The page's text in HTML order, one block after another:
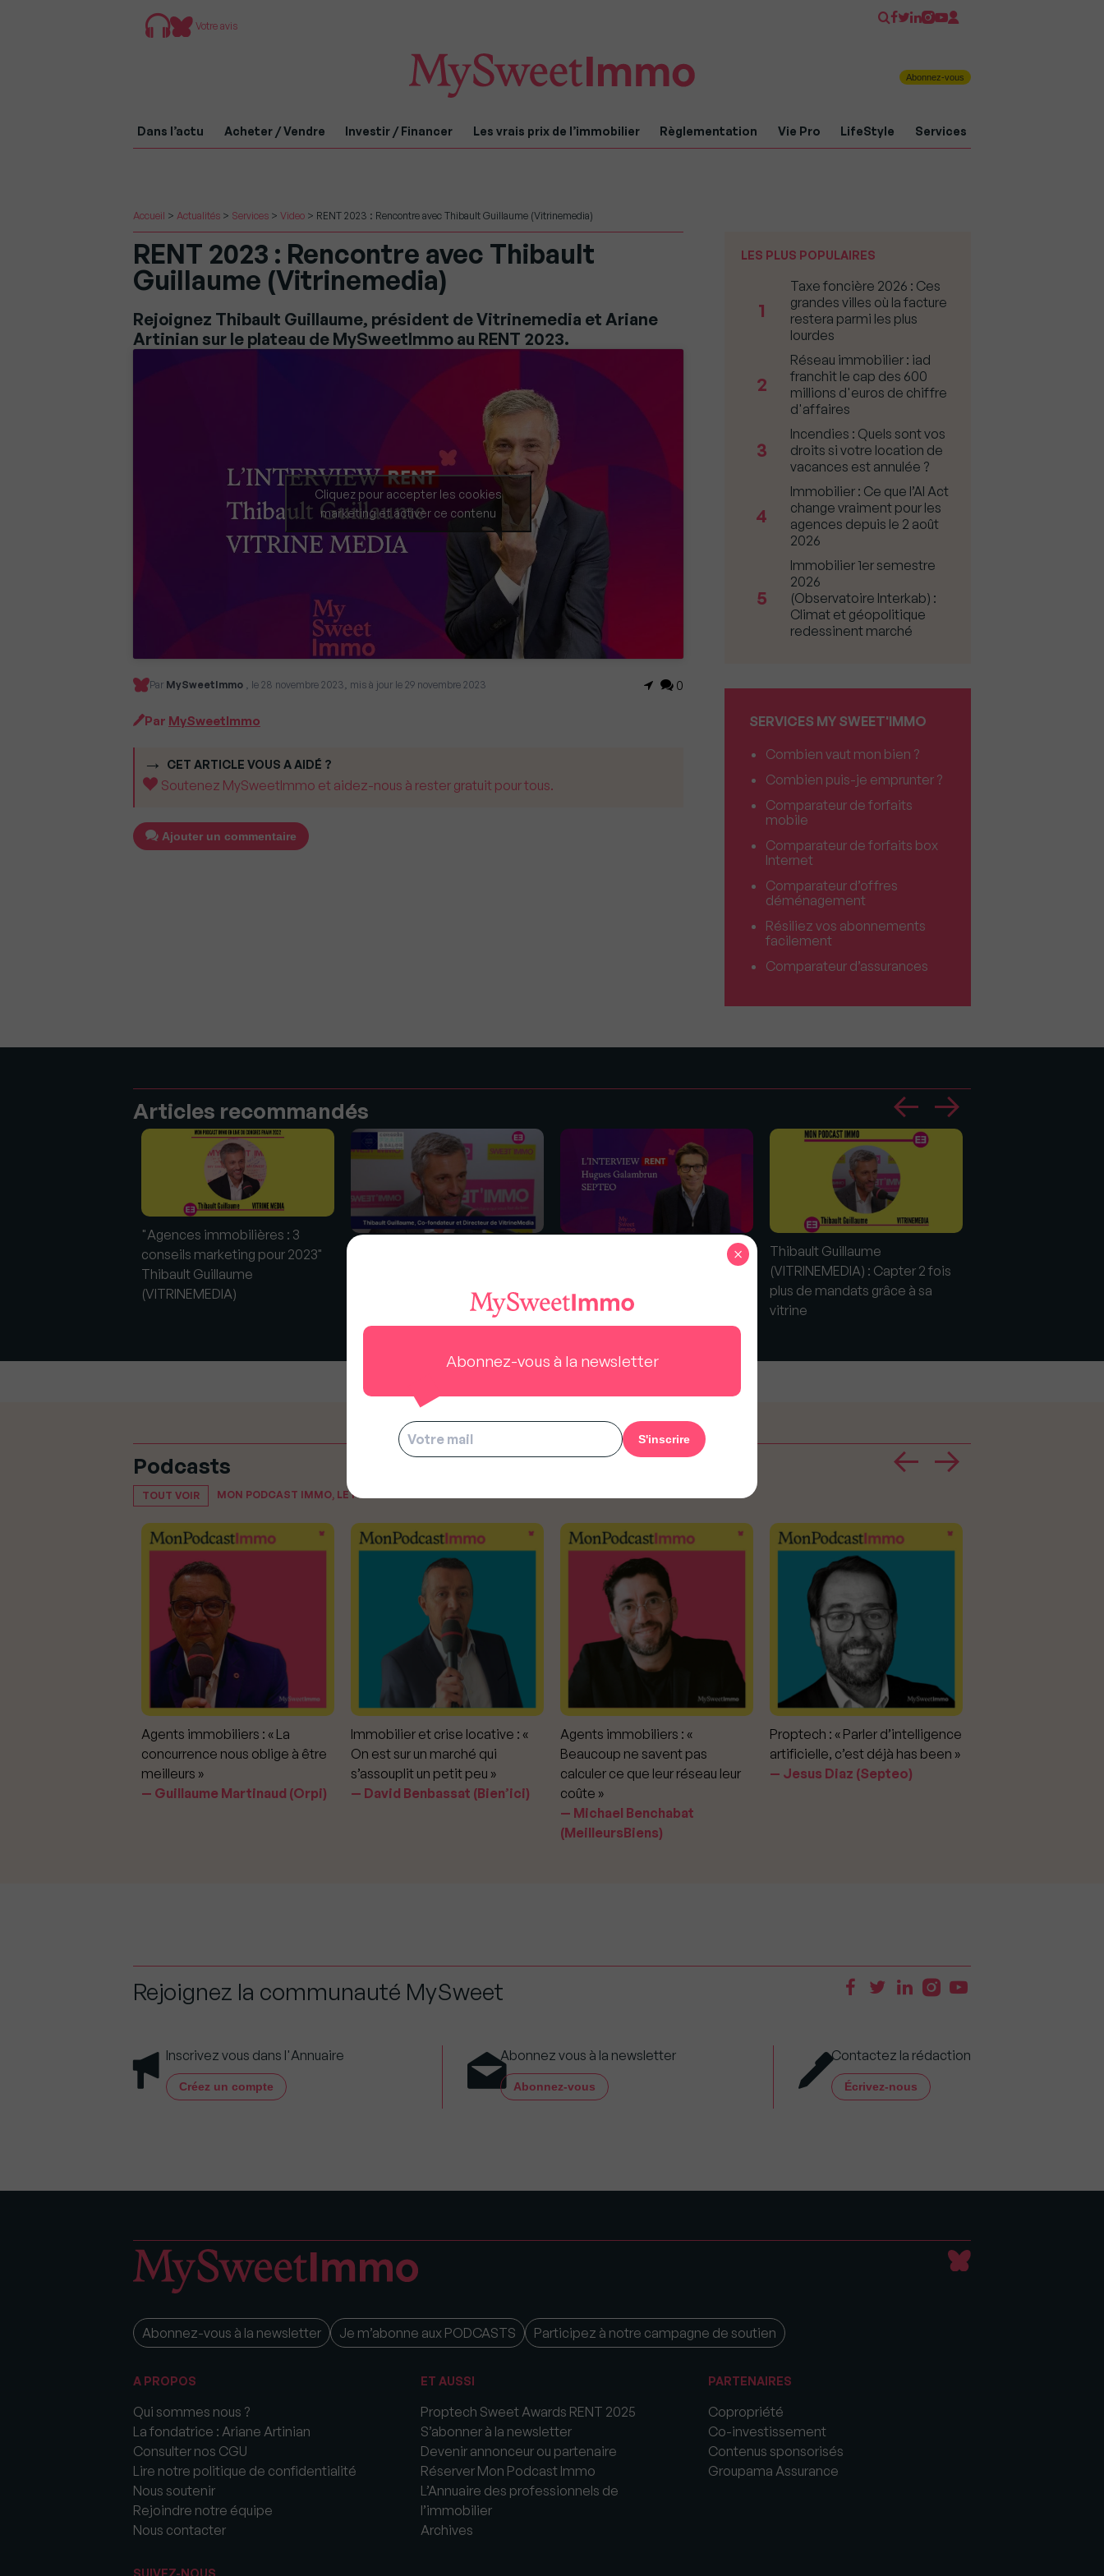
Votre avis
Abonnez-vous
Dans l’actu Acheter / Vendre Investir / Financer Les vrais prix de l’immobilier Règlementation Vie Pro LifeStyle Services
Accueil > Actualités > Services > Video > RENT 2023 : Rencontre avec Thibault Guillaume (Vitrinemedia)
RENT 2023 : Rencontre avec Thibault
Guillaume (Vitrinemedia)
Rejoignez Thibault Guillaume, président de Vitrinemedia et Ariane
Artinian sur le plateau de MySweetImmo au RENT 2023.
Cliquez pour accepter les cookies
marketing et activer ce contenu
Par MySweetImmo , le 28 novembre 2023, mis à jour le 29 novembre 2023 0
Par MySweetImmo
CET ARTICLE VOUS A AIDÉ ?
Soutenez MySweetImmo et aidez-nous à rester gratuit pour tous.
Ajouter un commentaire
LES PLUS POPULAIRES
1
Taxe foncière 2026 : Ces
grandes villes où la facture
restera parmi les plus
lourdes
2
Réseau immobilier : iad
franchit le cap des 600
millions d'euros de chiffre
d'affaires
3
Incendies : Quels sont vos
droits si votre location de
vacances est annulée ?
4
Immobilier : Ce que l’AI Act
change vraiment pour les
agences depuis le 2 août
2026
5
Immobilier 1er semestre
2026
(Observatoire Interkab) :
Climat et géopolitique
redessinent marché
SERVICES MY SWEET'IMMO
Combien vaut mon bien ?
Combien puis-je emprunter ?
Comparateur de forfaits
mobile
Comparateur de forfaits box
Internet
Comparateur d’offres
déménagement
Résiliez vos abonnements
facilement
Comparateur d’assurances
Articles recommandés
"Agences immobilières : 3
conseils marketing pour 2023"
Thibault Guillaume
(VITRINEMEDIA)
RENT 2023 : Rencontre avec
Thibault Guillaume
(VITRINEMEDIA) : Capter 2 fois
plus de mandats grâce à sa
vitrine
Podcasts
TOUT VOIR MON PODCAST IMMO, LE PODCAST IMMOBILIER DE MYSWEETIMMO
Agents immobiliers : « La
concurrence nous oblige à être
meilleurs »
Guillaume Martinaud (Orpi)
Immobilier et crise locative : «
On est sur un marché qui
s’assouplit un petit peu »
David Benbassat (Bien’ici)
Agents immobiliers : «
Beaucoup ne savent pas
calculer ce que leur réseau leur
coûte »
Michael Benchabat
(MeilleursBiens)
Proptech : « Parler d’intelligence
artificielle, c’est déjà has been »
Jesus Diaz (Septeo)
Rejoignez la communauté MySweet
Inscrivez vous dans l'Annuaire
Créez un compte
Abonnez vous à la newsletter
Abonnez-vous
Contactez la rédaction
Écrivez-nous
Abonnez-vous à la newsletter Je m’abonne aux PODCASTS Participez à notre campagne de soutien
A PROPOS
Qui sommes nous ?
La fondatrice : Ariane Artinian
Consulter nos CGU
Lire notre politique de confidentialité
Nous soutenir
Rejoindre notre équipe
Nous contacter
ET AUSSI
Proptech Sweet Awards RENT 2025
S’abonner à la newsletter
Devenir annonceur ou partenaire
Réserver Mon Podcast Immo
L’Annuaire des professionnels de
l’immobilier
Archives
PARTENAIRES
Copropriété
Co-investissement
Contenus sponsorisés
Groupama Assurance
Abonnez-vous à la newsletter
×